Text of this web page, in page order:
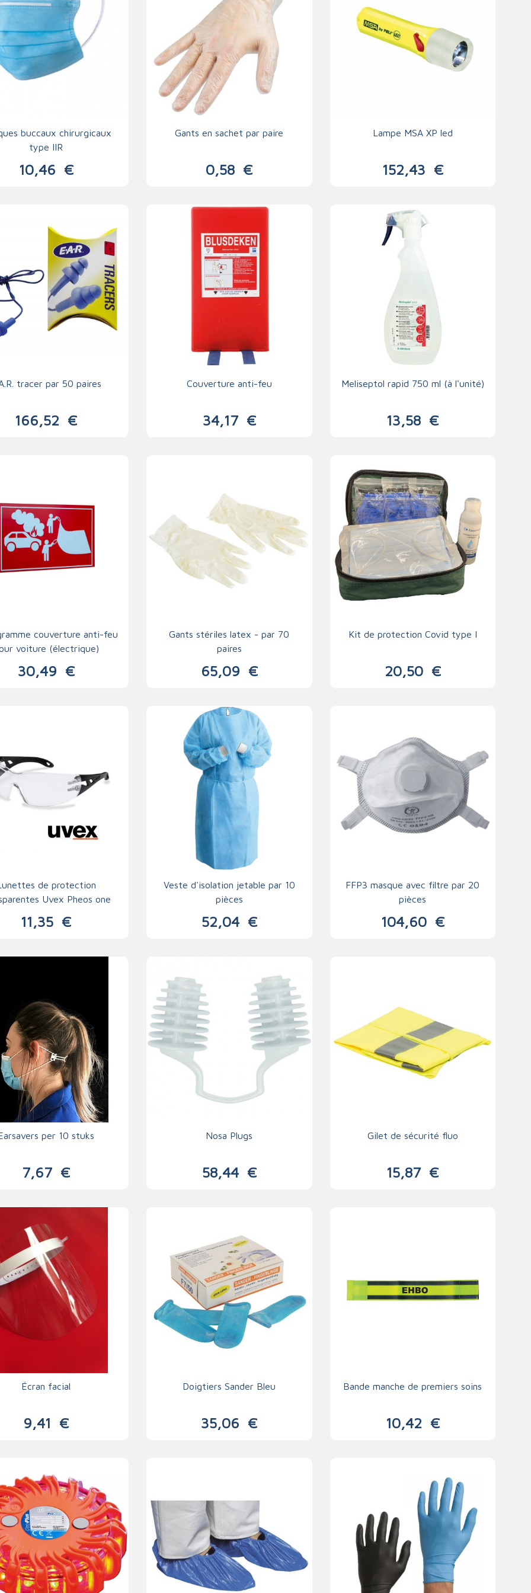
buccaux chirurgicaux
type IIR
10,46 €
Gants en sachet par paire
0,58 €
Lampe MSA XP led
152,43 €
tracer par 50 paires
166,52 €
Couverture anti-feu
34,17 €
Meliseptol rapid 750 ml (à l'unité)
13,58 €
couverture anti-feu
voiture (électrique)
30,49 €
Gants stériles latex - par 70
paires
65,09 €
Kit de protection Covid type I
20,50 €
de protection
Uvex Pheos one
11,35 €
Veste d'isolation jetable par 10
pièces
52,04 €
FFP3 masque avec filtre par 20
pièces
104,60 €
per 10 stuks
7,67 €
Nosa Plugs
58,44 €
Gilet de sécurité fluo
15,87 €
Écran facial
9,41 €
Doigtiers Sander Bleu
35,06 €
Bande manche de premiers soins
10,42 €